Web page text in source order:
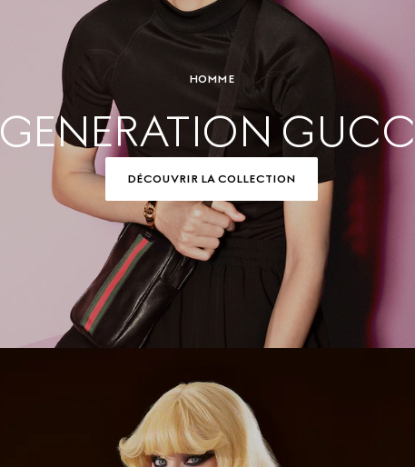
HOMME
GENERATION
DÉCOUVRIR LA COLLECTION